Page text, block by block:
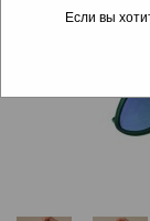
Если вы